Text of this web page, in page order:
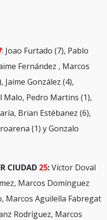
: Joao Furtado (7), Pablo
Fernández , Marcos
Jaime González (4),
Malo, Pedro Martins (1),
Brian Estébanez (6),
(1) y Gonzalo
CIUDAD 25:Víctor Doval
Marcos Domínguez
Marcos Aguilella Fabregat
Rodríguez, Marcos